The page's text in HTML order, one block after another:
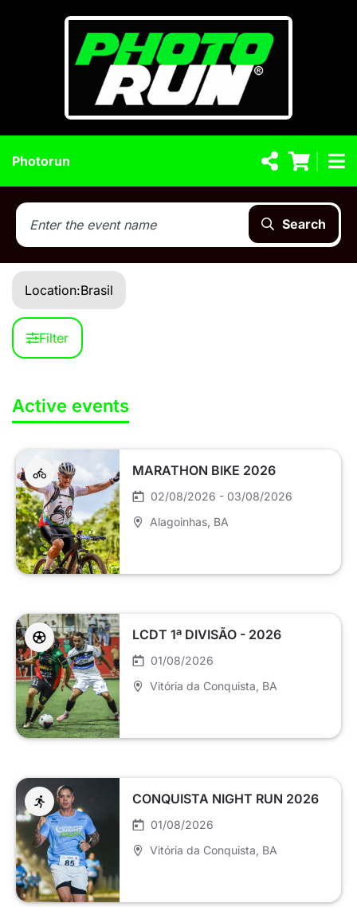
Photorun
Search
Location:Brasil
Filter
Active events
MARATHON BIKE 2026
02/08/2026 - 03/08/2026
Alagoinhas , BA
LCDT 1ª DIVISÃO - 2026
01/08/2026
Vitória da Conquista , BA
CONQUISTA NIGHT RUN 2026
01/08/2026
Vitória da Conquista , BA